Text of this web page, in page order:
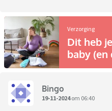
Verzorging
Dit heb
baby
Bingo
19-11-2024om 06:40